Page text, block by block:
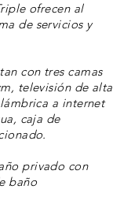
ofrecen al
de servicios y
con tres camas
televisión de alta
a internet
caja de
privado con
baño